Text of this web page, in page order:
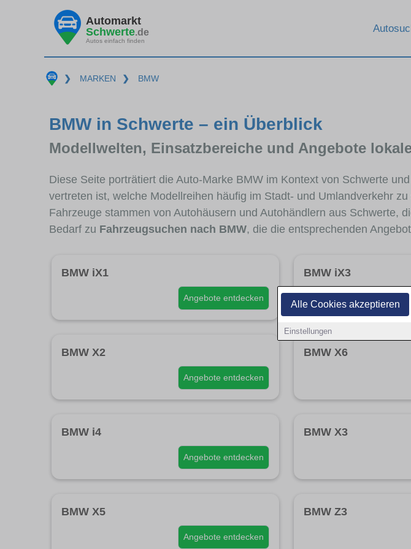
Alle Cookies akzeptieren
Einstellungen
Automarkt
Schwerte.de
Autos einfach finden
❯ MARKEN ❯ BMW
BMW in Schwerte – ein Überblick
Modellwelten, Einsatzbereiche und Angebote
Diese Seite porträtiert die Auto-Marke BMW im Kontext von Schwerte
vertreten ist, welche Modellreihen häufig im Stadt- und Umlandverkehr
Fahrzeuge stammen von Autohäusern und Autohändlern aus Schwerte,
Bedarf zu Fahrzeugsuchen nach BMW, die die entsprechenden
BMW iX1
Angebote entdecken
BMW iX3
BMW X2
Angebote entdecken
BMW X6
BMW i4
Angebote entdecken
BMW X3
BMW X5
Angebote entdecken
BMW Z3